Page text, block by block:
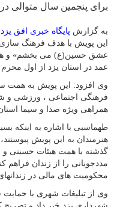
برای پنجمین سال متوالی
به گزارش پایگاه خبری افق یزد
این پویش با هدف فرهنگ
عشق حسین(ع) می بخشم» و
عمد در استان یزد از اول محرم
وی افزود: این پویش به همت
فرهنگی اجتماعی ، ورزشی و
همراهی ویژه صدا و سیما
طهماسبی با اشاره به اینکه
هنرمندان به این پویش
گذشته با همت هیئات حسینی و
مددجویانی را از زندان فراهم
محکومیت های مالی در
وی از تبلیغات شهری با